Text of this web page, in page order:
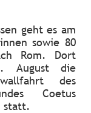
geht es am
sowie 80
Rom. Dort
August die
des
Coetus
statt.